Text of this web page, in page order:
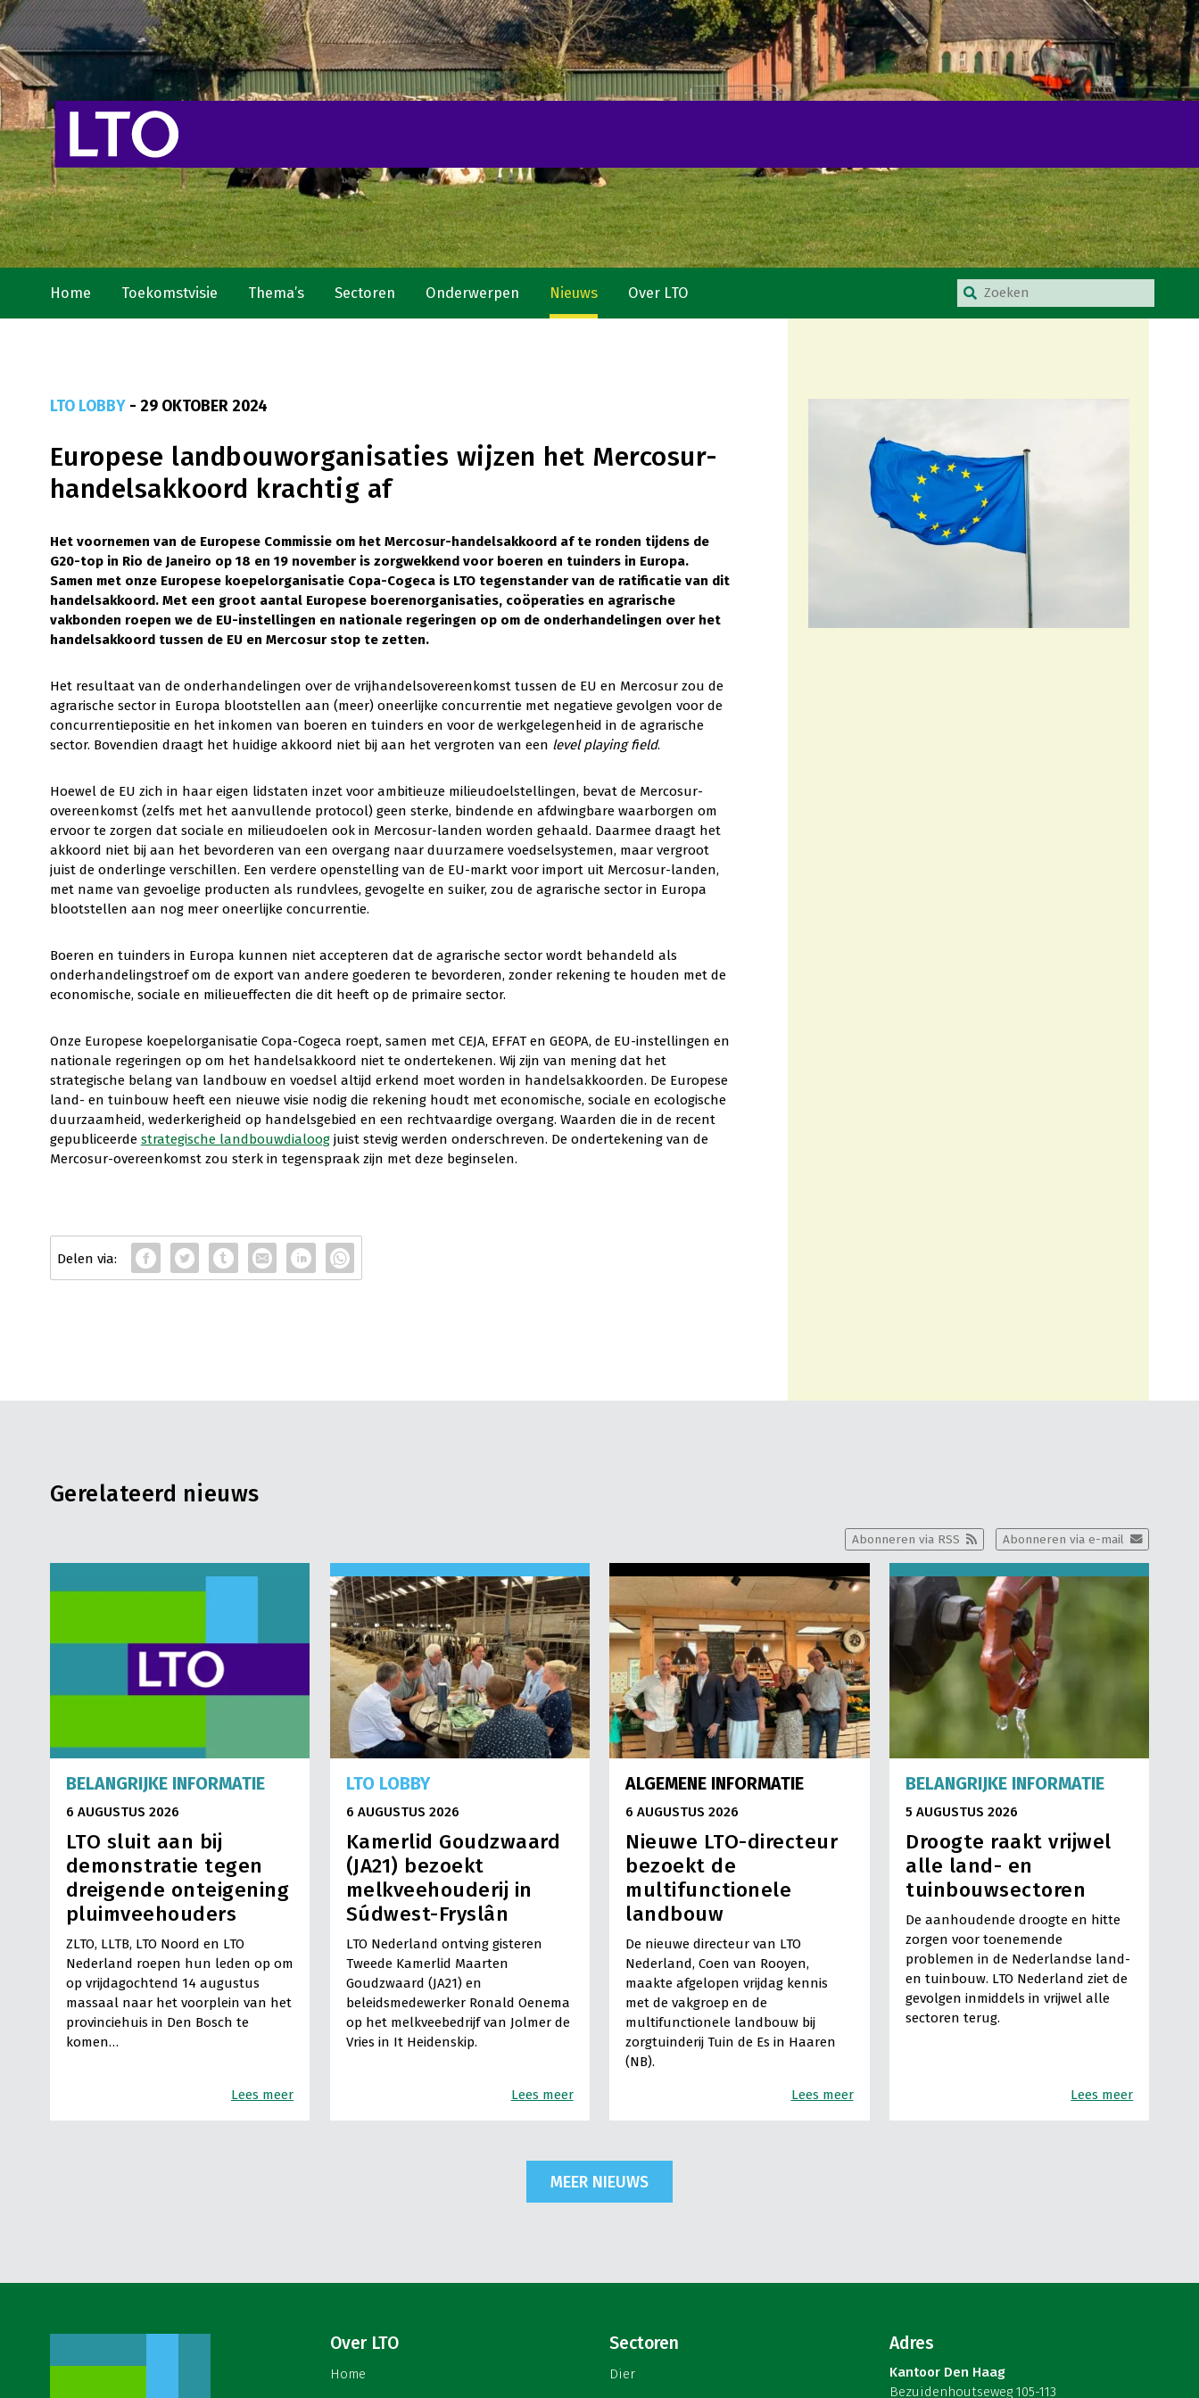
Home Toekomstvisie Thema’s Sectoren Onderwerpen Nieuws Over LTO
LTO LOBBY- 29 OKTOBER 2024
Europese landbouworganisaties wijzen het Mercosur-
handelsakkoord krachtig af
Het voornemen van de Europese Commissie om het Mercosur-handelsakkoord af te ronden tijdens de
G20-top in Rio de Janeiro op 18 en 19 november is zorgwekkend voor boeren en tuinders in Europa.
Samen met onze Europese koepelorganisatie Copa-Cogeca is LTO tegenstander van de ratificatie van dit
handelsakkoord. Met een groot aantal Europese boerenorganisaties, coöperaties en agrarische
vakbonden roepen we de EU-instellingen en nationale regeringen op om de onderhandelingen over het
handelsakkoord tussen de EU en Mercosur stop te zetten.
Het resultaat van de onderhandelingen over de vrijhandelsovereenkomst tussen de EU en Mercosur zou de
agrarische sector in Europa blootstellen aan (meer) oneerlijke concurrentie met negatieve gevolgen voor de
concurrentiepositie en het inkomen van boeren en tuinders en voor de werkgelegenheid in de agrarische
sector. Bovendien draagt het huidige akkoord niet bij aan het vergroten van een level playing field.
Hoewel de EU zich in haar eigen lidstaten inzet voor ambitieuze milieudoelstellingen, bevat de Mercosur-
overeenkomst (zelfs met het aanvullende protocol) geen sterke, bindende en afdwingbare waarborgen om
ervoor te zorgen dat sociale en milieudoelen ook in Mercosur-landen worden gehaald. Daarmee draagt het
akkoord niet bij aan het bevorderen van een overgang naar duurzamere voedselsystemen, maar vergroot
juist de onderlinge verschillen. Een verdere openstelling van de EU-markt voor import uit Mercosur-landen,
met name van gevoelige producten als rundvlees, gevogelte en suiker, zou de agrarische sector in Europa
blootstellen aan nog meer oneerlijke concurrentie.
Boeren en tuinders in Europa kunnen niet accepteren dat de agrarische sector wordt behandeld als
onderhandelingstroef om de export van andere goederen te bevorderen, zonder rekening te houden met de
economische, sociale en milieueffecten die dit heeft op de primaire sector.
Onze Europese koepelorganisatie Copa-Cogeca roept, samen met CEJA, EFFAT en GEOPA, de EU-instellingen en
nationale regeringen op om het handelsakkoord niet te ondertekenen. Wij zijn van mening dat het
strategische belang van landbouw en voedsel altijd erkend moet worden in handelsakkoorden. De Europese
land- en tuinbouw heeft een nieuwe visie nodig die rekening houdt met economische, sociale en ecologische
duurzaamheid, wederkerigheid op handelsgebied en een rechtvaardige overgang. Waarden die in de recent
gepubliceerde strategische landbouwdialoogjuist stevig werden onderschreven. De ondertekening van de
Mercosur-overeenkomst zou sterk in tegenspraak zijn met deze beginselen.
Gerelateerd nieuws
Abonneren via e-mail
Abonneren via RSS
BELANGRIJKE INFORMATIE
6 AUGUSTUS 2026
LTO sluit aan bij
demonstratie tegen
dreigende onteigening
pluimveehouders
ZLTO, LLTB, LTO Noord en LTO
Nederland roepen hun leden op om
op vrijdagochtend 14 augustus
massaal naar het voorplein van het
provinciehuis in Den Bosch te
komen…
Lees meer
LTO LOBBY
6 AUGUSTUS 2026
Kamerlid Goudzwaard
(JA21) bezoekt
melkveehouderij in
Súdwest-Fryslân
LTO Nederland ontving gisteren
Tweede Kamerlid Maarten
Goudzwaard (JA21) en
beleidsmedewerker Ronald Oenema
op het melkveebedrijf van Jolmer de
Vries in It Heidenskip.
Lees meer
ALGEMENE INFORMATIE
6 AUGUSTUS 2026
Nieuwe LTO-directeur
bezoekt de
multifunctionele
landbouw
De nieuwe directeur van LTO
Nederland, Coen van Rooyen,
maakte afgelopen vrijdag kennis
met de vakgroep en de
multifunctionele landbouw bij
zorgtuinderij Tuin de Es in Haaren
(NB).
Lees meer
BELANGRIJKE INFORMATIE
5 AUGUSTUS 2026
Droogte raakt vrijwel
alle land- en
tuinbouwsectoren
De aanhoudende droogte en hitte
zorgen voor toenemende
problemen in de Nederlandse land-
en tuinbouw. LTO Nederland ziet de
gevolgen inmiddels in vrijwel alle
sectoren terug.
Lees meer
MEER NIEUWS
Over LTO
Home
Sectoren
Dier
Adres
Kantoor Den Haag
Bezuidenhoutseweg 105-113